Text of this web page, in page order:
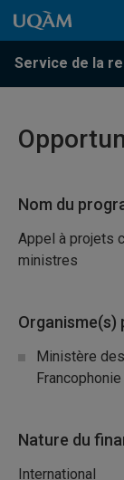
Passer au contenu
Accéder au menu
Accéder à la
Passer au contenu
Accéder au menu
Service de la
Nom du
Appel à projets
ministres
Organisme(s)
Ministère
Francophonie
Nature du
International